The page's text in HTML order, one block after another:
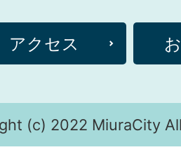
アクセス
(c) 2022 MiuraCity